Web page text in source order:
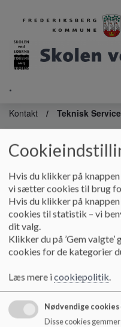
.
Kontakt Teknisk Service
Teknisk Service
Teknisk service
Skolens tekniske
serviceleder og to teknisk
varetager en lang række
- Vedligehold af skolen
- Udlån/booking af lokaler
- Uddeling af skolemad og
- Facility management for
Hvis du klikker på knappen
vi sætter cookies til brug
Hvis du klikker på
cookies til statistik – vi
dit valg.
Klikker du på ’Gem
cookies for de kategorier
Læs mere icookiepolitik.
Nødvendige cookies
Disse cookies